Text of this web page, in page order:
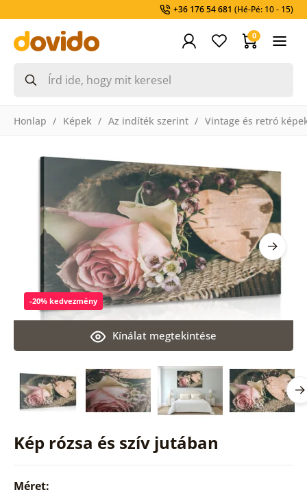
+36 176 54 681 (Hé-Pé: 10 - 15)
0
Honlap Képek Az indíték szerint Vintage és retró
Kép rózsa és szív jutában
Kínálat megtekintése
-20% kedvezmény
Méret: